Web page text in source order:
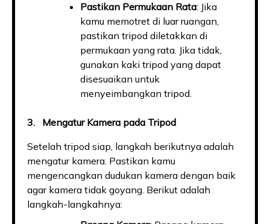
Pastikan Permukaan Rata: Jika
kamu memotret di luar ruangan,
pastikan tripod diletakkan di
permukaan yang rata. Jika tidak,
gunakan kaki tripod yang dapat
disesuaikan untuk
menyeimbangkan tripod.
3. Mengatur Kamera pada Tripod
Setelah tripod siap, langkah berikutnya adalah
mengatur kamera. Pastikan kamu
mengencangkan dudukan kamera dengan baik
agar kamera tidak goyang. Berikut adalah
langkah-langkahnya: